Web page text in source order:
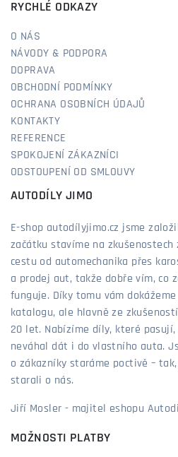
RYCHLÉ ODKAZY
O NÁS
NÁVODY & PODPORA
DOPRAVA
OBCHODNÍ PODMÍNKY
OCHRANA OSOBNÍCH ÚDAJŮ
KONTAKTY
REFERENCE
SPOKOJENÍ ZÁKAZNÍCI
ODSTOUPENÍ OD SMLOUVY
AUTODÍLY JIMO
E-shop autodílyjimo.cz jsme
začátku stavíme na zkušenostech
cestu od automechanika přes
a prodej aut, takže dobře vím, co
funguje. Díky tomu vám
katalogu, ale hlavně ze
20 let. Nabízíme díly, které
neváhal dát i do vlastního auta.
o zákazníky staráme poctivě –
starali o nás.
Jiří Mosler - majitel eshopu
MOŽNOSTI PLATBY